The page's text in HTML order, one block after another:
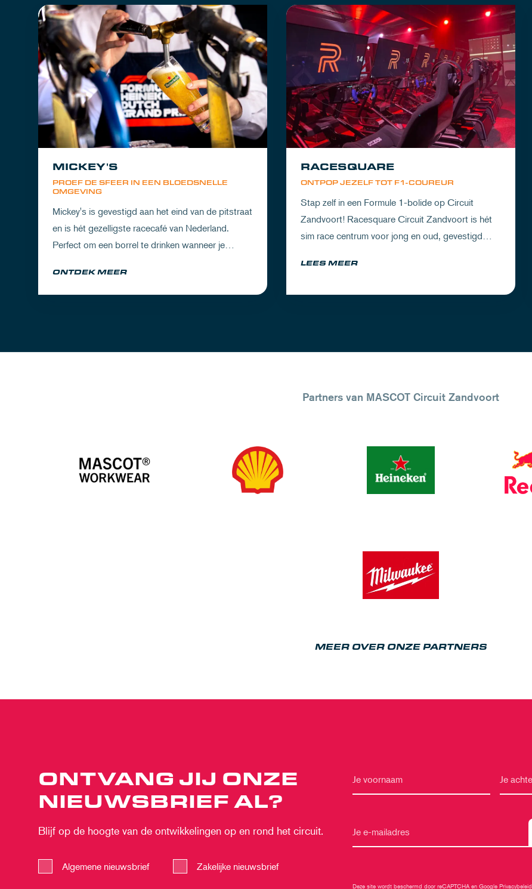
PROEF DE SFEER IN EEN BLOEDSNELLE
OMGEVING
MICKEY'S
Mickey's is gevestigd aan het eind van de pitstraat
en is hét gezelligste racecafé van Nederland.
Perfect om een borrel te drinken wanneer je
na een dag vol inspanning.
ONTDEK MEER
ONTPOP JEZELF TOT F1-COUREUR
RACESQUARE
Stap zelf in een Formule 1-bolide op Circuit
Zandvoort! Racesquare Circuit Zandvoort is hét
sim race centrum voor jong en oud, gevestigd
LEES MEER
Partners van MASCOT Circuit Zandvoort
MEER OVER ONZE PARTNERS
ONTVANG JIJ ONZE
NIEUWSBRIEF AL?
Blijf op de hoogte van de ontwikkelingen op en rond het circuit.
Algemene nieuwsbrief Zakelijke nieuwsbrief
Deze site wordt beschermd door reCAPTCHA en Google Privacybeleid